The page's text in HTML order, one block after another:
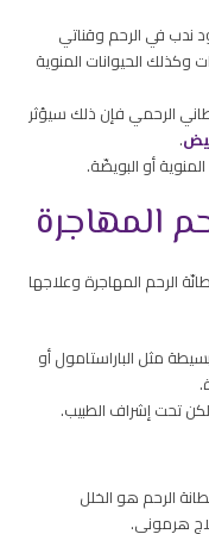
ندب في الرحم وقناتي
وكذلك الحيوانات المنوية
الرحمي فإن ذلك سيؤثر
.
أو البويضّة.
المهاجرة
الرحم المهاجرة وعلاجها
مثل الباراستامول أو
تحت إشراف الطبيب.
الرحم هو الخلل
هرموني.